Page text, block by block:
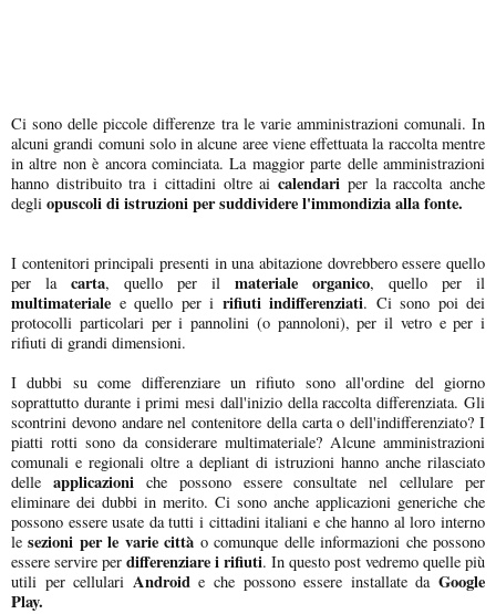
Ci sono delle piccole differenze tra le varie amministrazioni comunali. In
alcuni grandi comuni solo in alcune aree viene effettuata la raccolta mentre
in altre non è ancora cominciata. La maggior parte delle amministrazioni
hanno distribuito tra i cittadini oltre ai calendari per la raccolta anche
degli opuscoli di istruzioni per suddividere l'immondizia alla fonte.
I contenitori principali presenti in una abitazione dovrebbero essere quello
per la carta, quello per il materiale organico, quello per il
multimateriale e quello per i rifiuti indifferenziati. Ci sono poi dei
protocolli particolari per i pannolini (o pannoloni), per il vetro e per i
rifiuti di grandi dimensioni.
I dubbi su come differenziare un rifiuto sono all'ordine del giorno
soprattutto durante i primi mesi dall'inizio della raccolta differenziata. Gli
scontrini devono andare nel contenitore della carta o dell'indifferenziato? I
piatti rotti sono da considerare multimateriale? Alcune amministrazioni
comunali e regionali oltre a depliant di istruzioni hanno anche rilasciato
delle applicazioni che possono essere consultate nel cellulare per
eliminare dei dubbi in merito. Ci sono anche applicazioni generiche che
possono essere usate da tutti i cittadini italiani e che hanno al loro interno
lesezioni per le varie città o comunque delle informazioni che possono
essere servire per differenziare i rifiuti. In questo post vedremo quelle più
utili per cellulari Androide che possono essere installate daGoogle
Play.